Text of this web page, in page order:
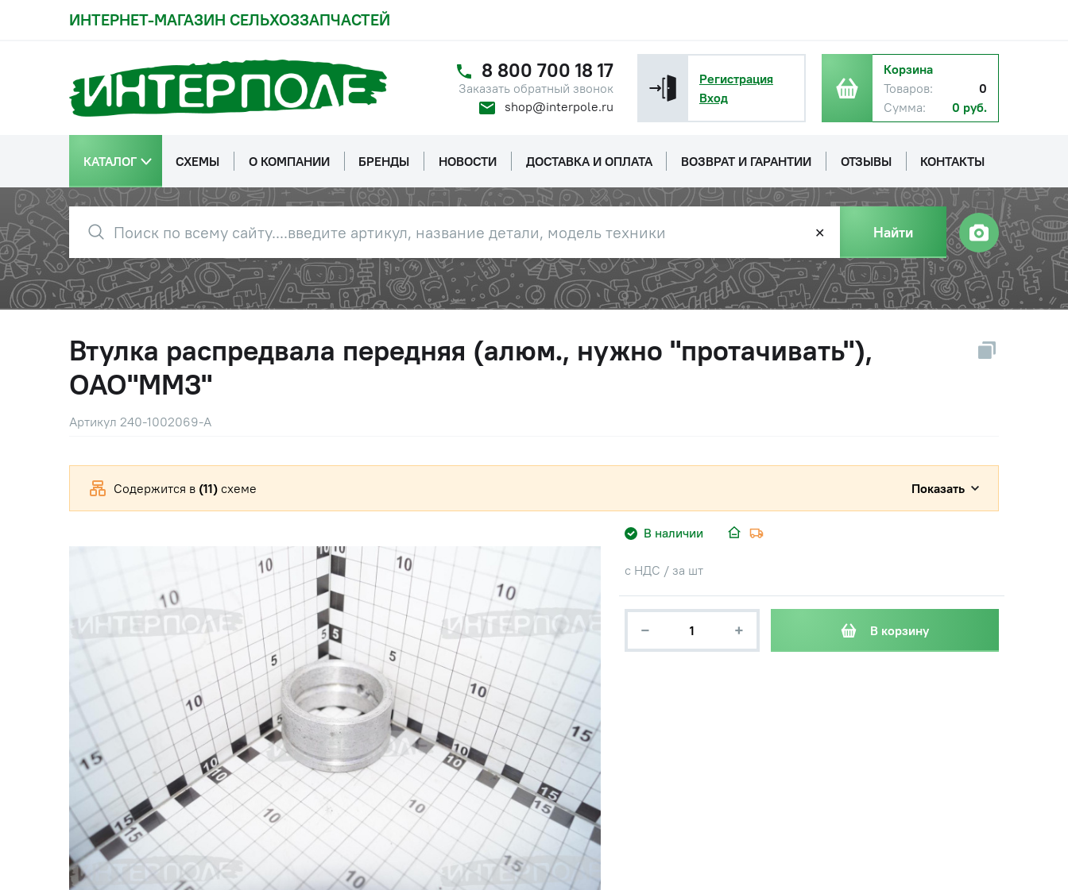
ИНТЕРНЕТ-МАГАЗИН СЕЛЬХОЗЗАПЧАСТЕЙ
8 800 700 18 17
Заказать обратный звонок
shop@interpole.ru
Регистрация
Вход
Корзина
Товаров:
0
Сумма:
0 руб.
КАТАЛОГ СХЕМЫ О КОМПАНИИ БРЕНДЫ НОВОСТИ ДОСТАВКА И ОПЛАТА ВОЗВРАТ И ГАРАНТИИ ОТЗЫВЫ КОНТАКТЫ
✕ Найти
Втулка распредвала передняя (алюм., нужно "протачивать"),
ОАО"ММЗ"
Артикул 240-1002069-А
В наличии
с НДС / за шт
− + В корзину
Содержится в (11) схеме Показать